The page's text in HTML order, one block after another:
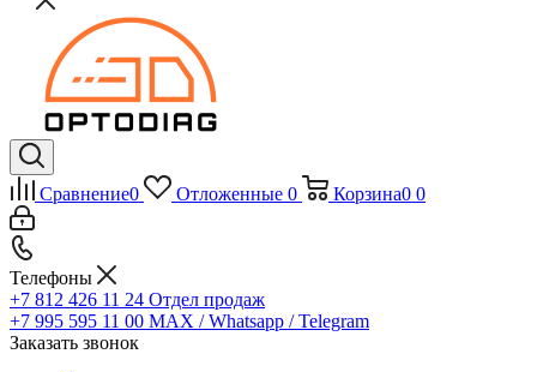
Сравнение0 Отложенные 0 Корзина0 0
Телефоны
+7 812 426 11 24 Отдел продаж
+7 995 595 11 00 MAX / Whatsapp / Telegram
Заказать звонок